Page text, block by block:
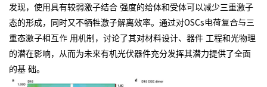
发现，使用具有较弱激子结合 强度的给体和受体可以减少三重激子
态的形成，同时又不牺牲激子解离效率。通过对OSCs电荷复合与三
重态激子相互作 用机制，讨论了其对材料设计、器件 工程和光物理
的潜在影响，从而为未来有机光伏器件充分发挥其潜力提供了全面
的基 础。